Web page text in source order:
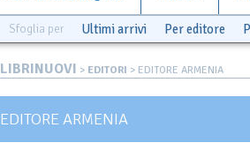
Sfoglia per Ultimi arrivi Per editore
LIBRINUOVI > EDITORI > EDITORE ARMENIA
EDITORE ARMENIA